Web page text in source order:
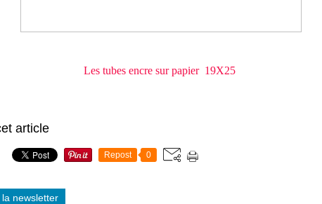
Les tubes encre sur papier 19X25
article
Repost 0
newsletter